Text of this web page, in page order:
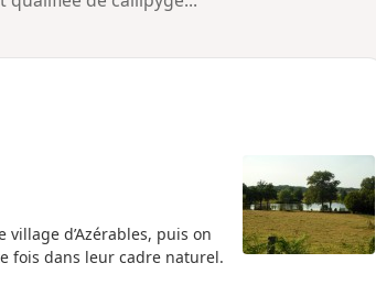
d’Azérables, puis on
fois dans leur cadre naturel.